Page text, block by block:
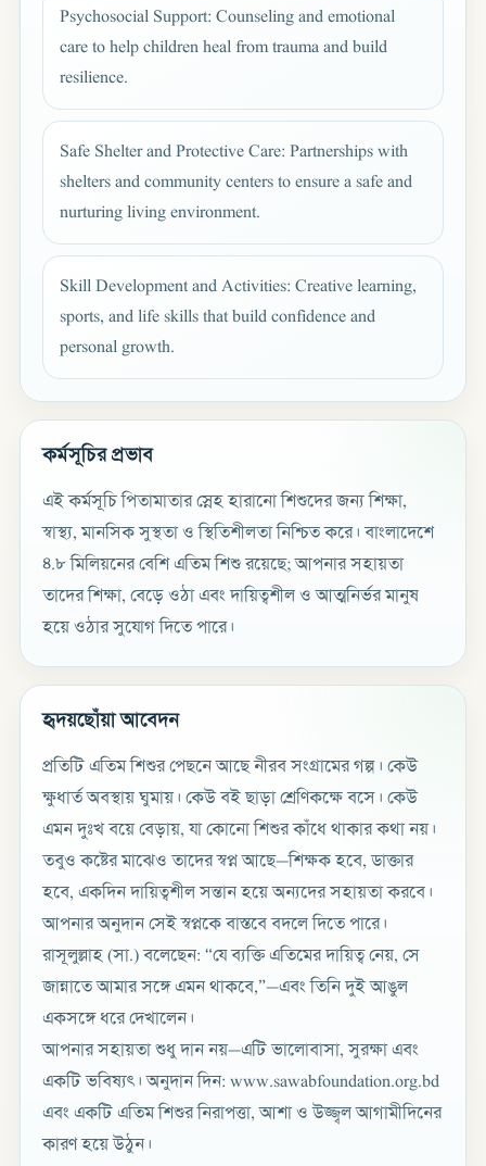
Psychosocial Support: Counseling and emotional
care to help children heal from trauma and build
resilience.
Safe Shelter and Protective Care: Partnerships with
shelters and community centers to ensure a safe and
nurturing living environment.
Skill Development and Activities: Creative learning,
sports, and life skills that build confidence and
personal growth.
কর্মসূচির প্রভাব
এই কর্মসূচি পিতামাতার স্নেহ হারানো শিশুদের জন্য শিক্ষা,
স্বাস্থ্য, মানসিক সুস্থতা ও স্থিতিশীলতা নিশ্চিত করে। বাংলাদেশে
৪.৮ মিলিয়নের বেশি এতিম শিশু রয়েছে; আপনার সহায়তা
তাদের শিক্ষা, বেড়ে ওঠা এবং দায়িত্বশীল ও আত্মনির্ভর মানুষ
হয়ে ওঠার সুযোগ দিতে পারে।
হৃদয়ছোঁয়া আবেদন
প্রতিটি এতিম শিশুর পেছনে আছে নীরব সংগ্রামের গল্প। কেউ
ক্ষুধার্ত অবস্থায় ঘুমায়। কেউ বই ছাড়া শ্রেণিকক্ষে বসে। কেউ
এমন দুঃখ বয়ে বেড়ায়, যা কোনো শিশুর কাঁধে থাকার কথা নয়।
তবুও কষ্টের মাঝেও তাদের স্বপ্ন আছে—শিক্ষক হবে, ডাক্তার
হবে, একদিন দায়িত্বশীল সন্তান হয়ে অন্যদের সহায়তা করবে।
আপনার অনুদান সেই স্বপ্নকে বাস্তবে বদলে দিতে পারে।
রাসূলুল্লাহ (সা.) বলেছেন: “যে ব্যক্তি এতিমের দায়িত্ব নেয়, সে
জান্নাতে আমার সঙ্গে এমন থাকবে,”—এবং তিনি দুই আঙুল
একসঙ্গে ধরে দেখালেন।
আপনার সহায়তা শুধু দান নয়—এটি ভালোবাসা, সুরক্ষা এবং
একটি ভবিষ্যৎ। অনুদান দিন: www.sawabfoundation.org.bd
এবং একটি এতিম শিশুর নিরাপত্তা, আশা ও উজ্জ্বল আগামীদিনের
কারণ হয়ে উঠুন।